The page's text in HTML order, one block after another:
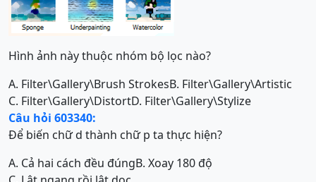
Hình ảnh này thuộc nhóm bộ lọc nào?
A. Filter\Gallery\Brush StrokesB. Filter\Gallery\Artistic
C. Filter\Gallery\DistortD. Filter\Gallery\Stylize
Câu hỏi 603340:
Để biến chữ d thành chữ p ta thực hiện?
A. Cả hai cách đều đúngB. Xoay 180 độ